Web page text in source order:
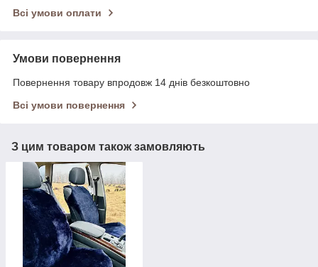
Всі умови оплати
Умови повернення
Повернення товару впродовж 14 днів безкоштовно
Всі умови повернення
З цим товаром також замовляють